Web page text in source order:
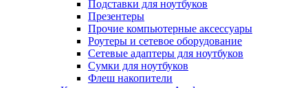
Подставки для ноутбуков
Презентеры
Прочие компьютерные аксессуары
Роутеры и сетевое оборудование
Сетевые адаптеры для ноутбуков
Сумки для ноутбуков
Флеш накопители